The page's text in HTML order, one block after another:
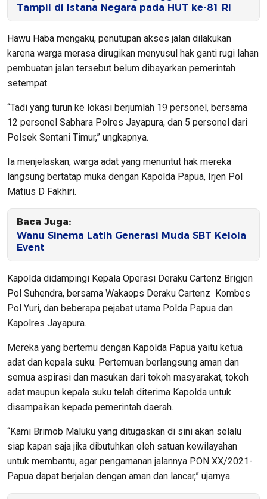
Tampil di Istana Negara pada HUT ke-81 RI
Hawu Haba mengaku, penutupan akses jalan dilakukan
karena warga merasa dirugikan menyusul hak ganti rugi lahan
pembuatan jalan tersebut belum dibayarkan pemerintah
setempat.
“Tadi yang turun ke lokasi berjumlah 19 personel, bersama
12 personel Sabhara Polres Jayapura, dan 5 personel dari
Polsek Sentani Timur,” ungkapnya.
Ia menjelaskan, warga adat yang menuntut hak mereka
langsung bertatap muka dengan Kapolda Papua, Irjen Pol
Matius D Fakhiri.
Baca Juga:
Wanu Sinema Latih Generasi Muda SBT Kelola
Event
Kapolda didampingi Kepala Operasi Deraku Cartenz Brigjen
Pol Suhendra, bersama Wakaops Deraku Cartenz Kombes
Pol Yuri, dan beberapa pejabat utama Polda Papua dan
Kapolres Jayapura.
Mereka yang bertemu dengan Kapolda Papua yaitu ketua
adat dan kepala suku. Pertemuan berlangsung aman dan
semua aspirasi dan masukan dari tokoh masyarakat, tokoh
adat maupun kepala suku telah diterima Kapolda untuk
disampaikan kepada pemerintah daerah.
“Kami Brimob Maluku yang ditugaskan di sini akan selalu
siap kapan saja jika dibutuhkan oleh satuan kewilayahan
untuk membantu, agar pengamanan jalannya PON XX/2021-
Papua dapat berjalan dengan aman dan lancar,” ujarnya.